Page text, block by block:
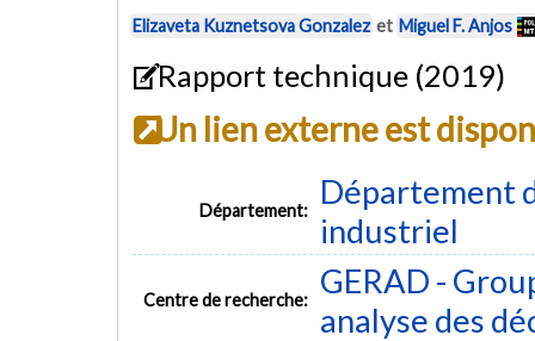
Elizaveta Kuznetsova Gonzalez et Miguel F. Anjos
Rapport technique (2019)
Un lien externe est
Département:
Département
industriel
Centre de recherche:
GERAD -
analyse des